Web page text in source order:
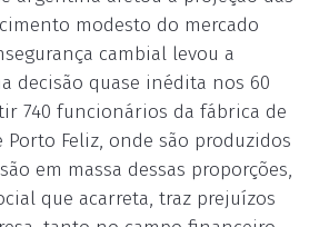
modesto do mercado
cambial levou a
decisão quase inédita nos 60
740 funcionários da fábrica de
Porto Feliz, onde são produzidos
em massa dessas proporções,
que acarreta, traz prejuízos